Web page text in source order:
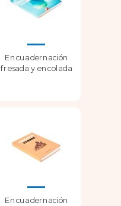
Encuadernación
fresada y encolada
Encuadernación